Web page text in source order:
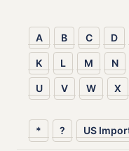
A B C D
K L M N
U V W X
* ? US